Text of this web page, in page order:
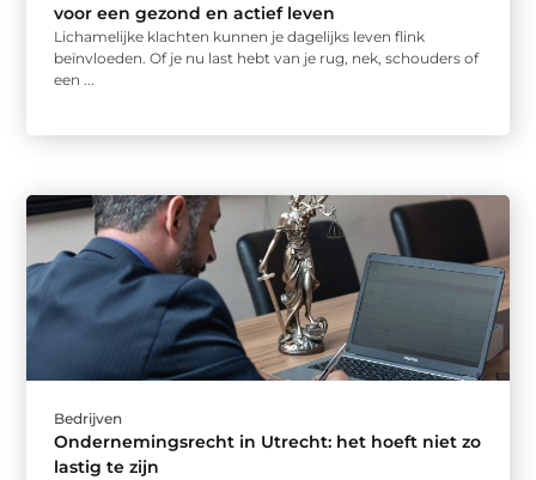
voor een gezond en actief leven
Lichamelijke klachten kunnen je dagelijks leven flink
beïnvloeden. Of je nu last hebt van je rug, nek, schouders of
een ...
Bedrijven
Ondernemingsrecht in Utrecht: het hoeft niet zo
lastig te zijn